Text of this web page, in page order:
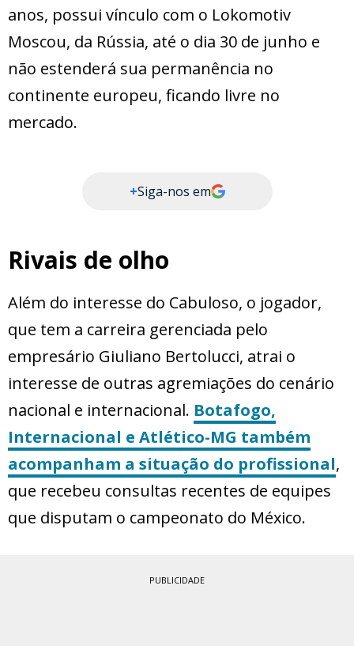
anos, possui vínculo com o Lokomotiv
Moscou, da Rússia, até o dia 30 de junho e
não estenderá sua permanência no
continente europeu, ficando livre no
mercado.
+Siga-nos em
Rivais de olho
Além do interesse do Cabuloso, o jogador,
que tem a carreira gerenciada pelo
empresário Giuliano Bertolucci, atrai o
interesse de outras agremiações do cenário
nacional e internacional. Botafogo,
Internacional e Atlético-MG também
acompanham a situação do profissional,
que recebeu consultas recentes de equipes
que disputam o campeonato do México.
PUBLICIDADE